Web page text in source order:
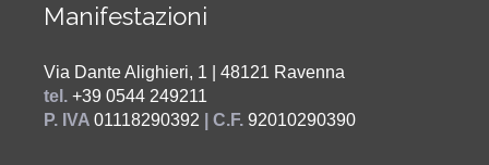
Manifestazioni
Via Dante Alighieri, 1 | 48121 Ravenna
tel. +39 0544 249211
P. IVA 01118290392 | C.F. 92010290390